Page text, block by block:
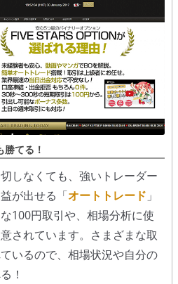
てる！
しなくても、強いトレーダー
が出せる「オートトレード 」
100円取引や、相場分析に使
されています。さまざまな取
いるので、相場状況や自分の
！